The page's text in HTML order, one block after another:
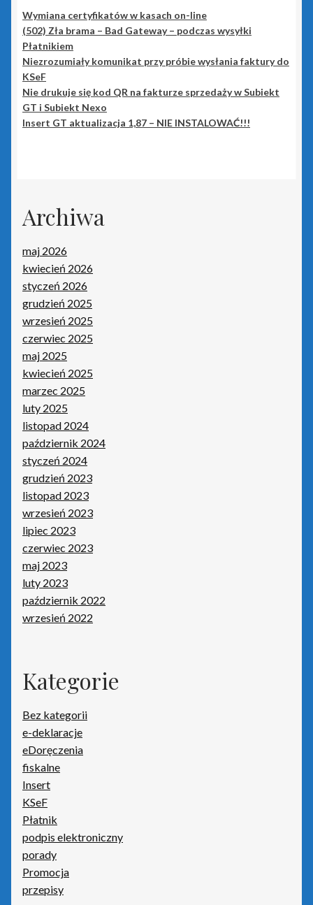
Podpis elektroniczny
Polityka prywatności
Pozostałe produkty Insert
Sieci – porady
Tonery i tusze
WAPRO by Asseco
Zamówienie
Zdalna pomoc
Wymiana certyfikatów w kasach on-line
(502) Zła brama – Bad Gateway – podczas wysyłki
Płatnikiem
Niezrozumiały komunikat przy próbie wysłania faktury do
KSeF
Nie drukuje się kod QR na fakturze sprzedaży w Subiekt
GT i Subiekt Nexo
Insert GT aktualizacja 1,87 – NIE INSTALOWAĆ!!!
Archiwa
maj 2026
kwiecień 2026
styczeń 2026
grudzień 2025
wrzesień 2025
czerwiec 2025
maj 2025
kwiecień 2025
marzec 2025
luty 2025
listopad 2024
październik 2024
styczeń 2024
grudzień 2023
listopad 2023
wrzesień 2023
lipiec 2023
czerwiec 2023
maj 2023
luty 2023
październik 2022
wrzesień 2022
Kategorie
Bez kategorii
e-deklaracje
eDoręczenia
fiskalne
Insert
KSeF
Płatnik
podpis elektroniczny
porady
Promocja
przepisy